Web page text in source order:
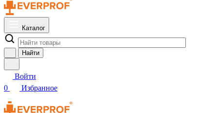
Каталог
Найти
Войти
0
Избранное